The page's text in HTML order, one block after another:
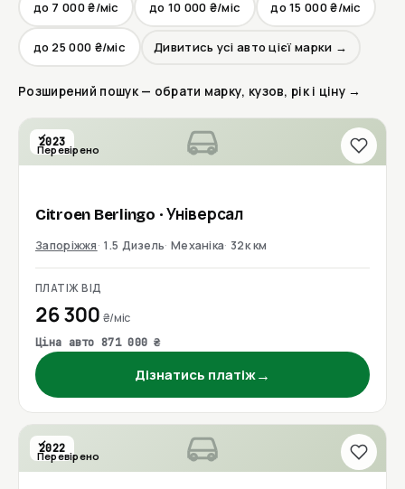
до 7 000 ₴/міс до 10 000 ₴/міс до 15 000 ₴/міс
до 25 000 ₴/міс Дивитись усі авто цієї марки →
Розширений пошук — обрати марку, кузов, рік і ціну →
2023
Перевірено
Citroen Berlingo · Універсал
Запоріжжя 1.5 Дизель Механіка 32к км
ПЛАТІЖ ВІД
26 300 ₴/міс
Ціна авто 871 000 ₴
Дізнатись платіж→
2022
Перевірено